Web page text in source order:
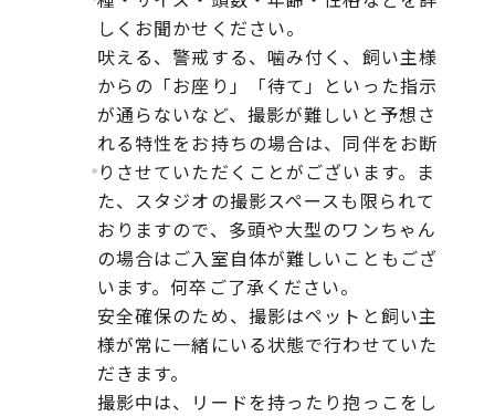
しくお聞かせください。
吠える、警戒する、噛み付く、飼い主様
からの「お座り」「待て」といった指示
が通らないなど、撮影が難しいと予想さ
れる特性をお持ちの場合は、同伴をお断
りさせていただくことがございます。ま
た、スタジオの撮影スペースも限られて
おりますので、多頭や大型のワンちゃん
の場合はご入室自体が難しいこともござ
います。何卒ご了承ください。
安全確保のため、撮影はペットと飼い主
様が常に一緒にいる状態で行わせていた
だきます。
撮影中は、リードを持ったり抱っこをし